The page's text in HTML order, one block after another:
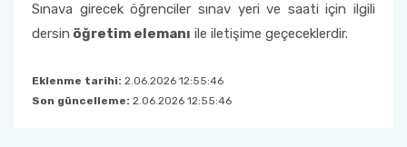
Sınava girecek öğrenciler sınav yeri ve saati için ilgili
dersin öğretim elemanı ile iletişime geçeceklerdir.
Eklenme tarihi: 2.06.2026 12:55:46
Son güncelleme: 2.06.2026 12:55:46